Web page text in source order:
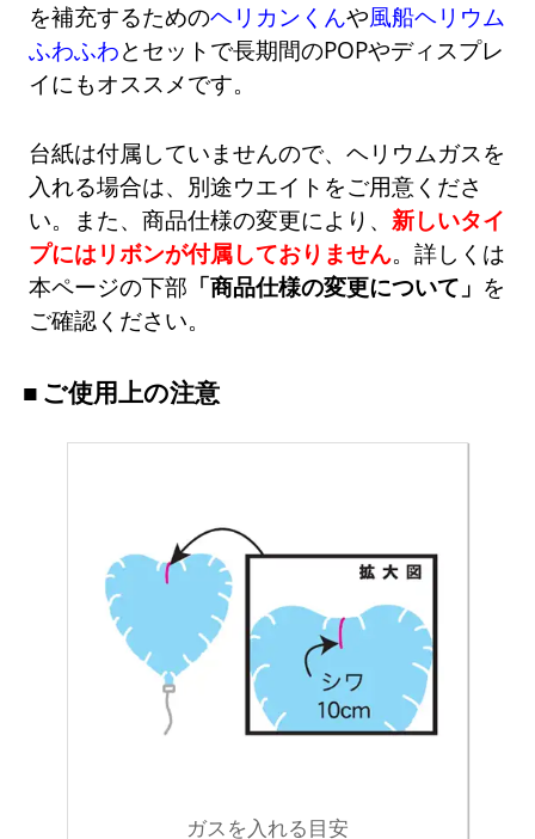
を補充するためのヘリカンくんや風船ヘリウム
ふわふわとセットで長期間のPOPやディスプレ
イにもオススメです。
台紙は付属していませんので、ヘリウムガスを
入れる場合は、別途ウエイトをご用意くださ
い。また、商品仕様の変更により、新しいタイ
プにはリボンが付属しておりません。詳しくは
本ページの下部 「商品仕様の変更について」 を
ご確認ください。
ご使用上の注意
ガスを入れる目安